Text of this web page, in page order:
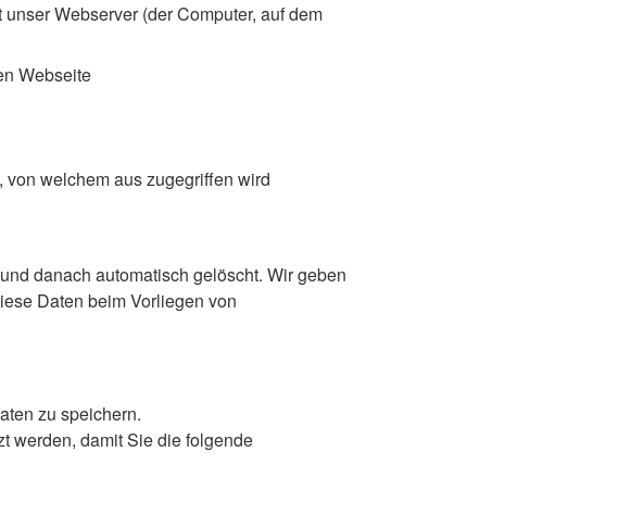
Webserver (der Computer, auf dem
Webseite
welchem aus zugegriffen wird
danach automatisch gelöscht. Wir geben
Daten beim Vorliegen von
zu speichern.
werden, damit Sie die folgende